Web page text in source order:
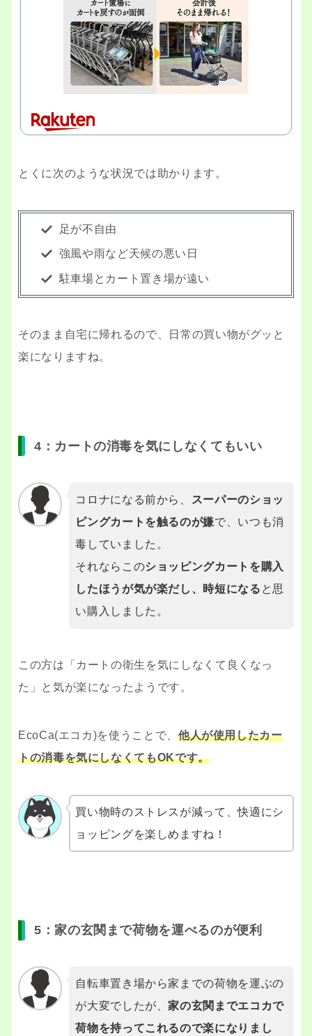
とくに次のような状況では助かります。
足が不自由
強風や雨など天候の悪い日
駐車場とカート置き場が遠い
そのまま自宅に帰れるので、日常の買い物がグッと
楽になりますね。
4：カートの消毒を気にしなくてもいい
コロナになる前から、
スーパーのショッ
ピングカートを触るのが嫌で、いつも消
毒していました。
それならこのショッピングカートを購入
したほうが気が楽だし、時短になる と思
い購入しました。
この方は「カートの衛生を気にしなくて良くなっ
た」と気が楽になったようです。
EcoCa(エコカ)を使うことで、 他人が使用したカー
トの消毒を気にしなくてもOKです。
買い物時のストレスが減って、快適にシ
ョッピングを楽しめますね！
5：家の玄関まで荷物を運べるのが便利
自転車置き場から家までの荷物を運ぶの
が大変でしたが、家の玄関までエコカで
荷物を持ってこれるので楽になりまし